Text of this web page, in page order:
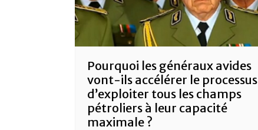
Pourquoi les généraux avides
vont-ils accélérer le processus
d’exploiter tous les champs
pétroliers à leur capacité
maximale ?